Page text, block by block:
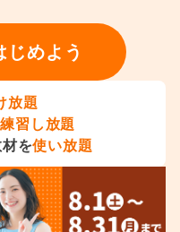
めよう
放題
練習し放題
を使い放題